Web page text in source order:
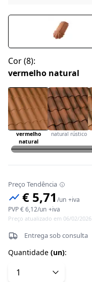
Cor(8):
vermelho natural
vermelho
natural
natural rústico
Preço Tendência
€ 5,71 /un +iva
PVP€ 6,12/un +iva
Preço atualizado em 06/02/2026
Entrega sob consulta
Quantidade (un):